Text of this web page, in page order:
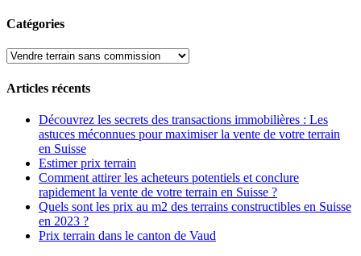
Close
Bar
Area
Catégories
Catégories
Articles récents
Découvrez les secrets des transactions immobilières : Les
astuces méconnues pour maximiser la vente de votre terrain
en Suisse
Estimer prix terrain
Comment attirer les acheteurs potentiels et conclure
rapidement la vente de votre terrain en Suisse ?
Quels sont les prix au m2 des terrains constructibles en Suisse
en 2023 ?
Prix terrain dans le canton de Vaud